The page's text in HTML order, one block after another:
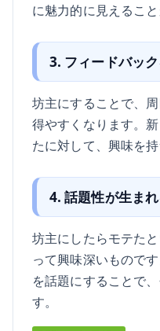
に魅力的に見えること
3. フィードバッ
坊主にすることで、
得やすくなります。
たに対して、興味を持
4. 話題性が生ま
坊主にしたらモテた
って興味深いもので
を話題にすることで
す。